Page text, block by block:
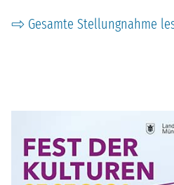
Gesamte Stellungnahme